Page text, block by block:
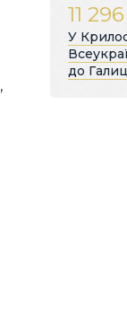
11 296
У
до